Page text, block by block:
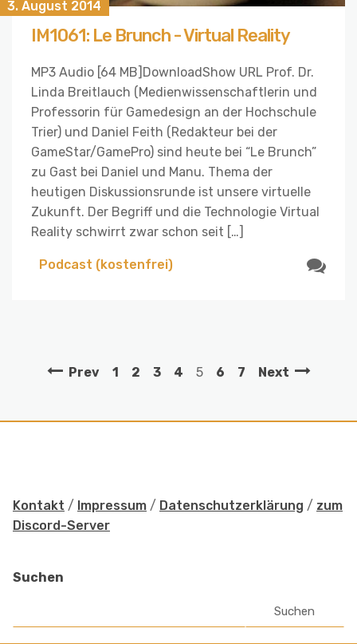
3. August 2014
IM1061: Le Brunch - Virtual Reality
MP3 Audio [64 MB]DownloadShow URL Prof. Dr.
Linda Breitlauch (Medienwissenschaftlerin und
Professorin für Gamedesign an der Hochschule
Trier) und Daniel Feith (Redakteur bei der
GameStar/GamePro) sind heute bei “Le Brunch”
zu Gast bei Daniel und Manu. Thema der
heutigen Diskussionsrunde ist unsere virtuelle
Zukunft. Der Begriff und die Technologie Virtual
Reality schwirrt zwar schon seit […]
Podcast (kostenfrei)
Prev 1 2 3 4 5 6 7 Next
Kontakt / Impressum / Datenschutzerklärung / zum
Discord-Server
Suchen
Suchen